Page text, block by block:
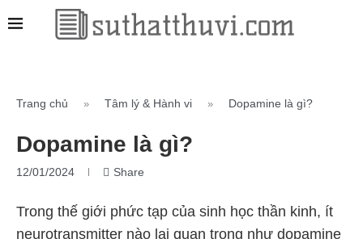
Trang chủ » Tâm lý & Hành vi » Dopamine là gì?
Dopamine là gì?
12/01/2024 Share
Trong thế giới phức tạp của sinh học thần kinh, ít
neurotransmitter nào lại quan trọng như dopamine